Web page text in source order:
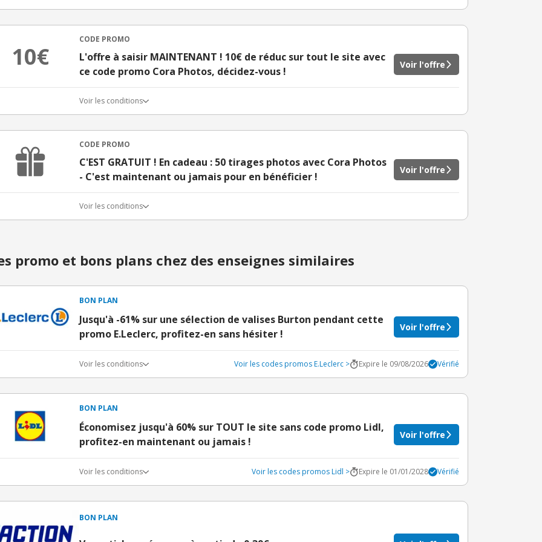
10€
CODE PROMO
L'offre à saisir MAINTENANT ! 10€ de réduc sur tout le site avec
ce code promo Cora Photos, décidez-vous !
Voir l'offre
Voir les conditions
CODE PROMO
C'EST GRATUIT ! En cadeau : 50 tirages photos avec Cora Photos
- C'est maintenant ou jamais pour en bénéficier !
Voir l'offre
Voir les conditions
promo et bons plans chez des enseignes similaires
BON PLAN
Jusqu'à -61% sur une sélection de valises Burton pendant cette
promo E.Leclerc, profitez-en sans hésiter !
Voir l'offre
Voir les conditions Voir les codes promos E.Leclerc > Expire le 09/08/2026 Vérifié
BON PLAN
Économisez jusqu'à 60% sur TOUT le site sans code promo Lidl,
profitez-en maintenant ou jamais !
Voir l'offre
Voir les conditions Voir les codes promos Lidl > Expire le 01/01/2028 Vérifié
BON PLAN